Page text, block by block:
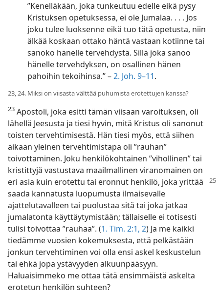
”Kenelläkään, joka tunkeutuu edelle eikä pysy
Kristuksen opetuksessa, ei ole Jumalaa. . . . Jos
joku tulee luoksenne eikä tuo tätä opetusta, niin
älkää koskaan ottako häntä vastaan kotiinne tai
sanoko hänelle tervehdystä. Sillä joka sanoo
hänelle tervehdyksen, on osallinen hänen
pahoihin tekoihinsa.” –2. Joh. 9–11.
23, 24. Miksi on viisasta välttää puhumista erotettujen kanssa?
23 Apostoli, joka esitti tämän viisaan varoituksen, oli
lähellä Jeesusta ja tiesi hyvin, mitä Kristus oli sanonut
toisten tervehtimisestä. Hän tiesi myös, että siihen
aikaan yleinen tervehtimistapa oli ”rauhan”
toivottaminen. Joku henkilökohtainen ”vihollinen” tai
kristittyjä vastustava maailmallinen viranomainen on
eri asia kuin erotettu tai eronnut henkilö, joka yrittää
saada kannatusta luopumusta ilmaisevalle
ajattelutavalleen tai puolustaa sitä tai joka jatkaa
jumalatonta käyttäytymistään; tällaiselle ei totisesti
tulisi toivottaa ”rauhaa”. (1. Tim. 2:1, 2) Ja me kaikki
tiedämme vuosien kokemuksesta, että pelkästään
jonkun tervehtiminen voi olla ensi askel keskustelun
tai ehkä jopa ystävyyden alkuunpääsyyn.
Haluaisimmeko me ottaa tätä ensimmäistä askelta
erotetun henkilön suhteen?